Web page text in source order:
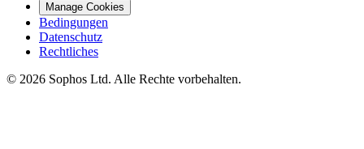
Manage Cookies
Bedingungen
Datenschutz
Rechtliches
© 2026 Sophos Ltd. Alle Rechte vorbehalten.